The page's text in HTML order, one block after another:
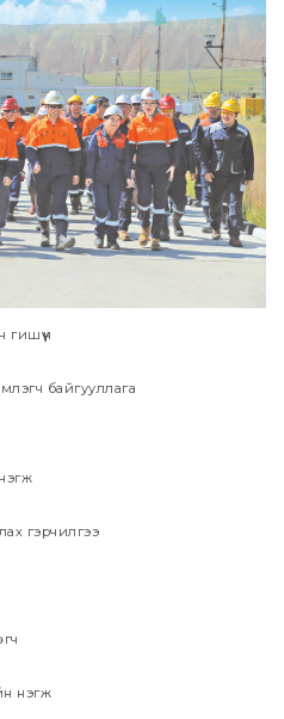
байгууллага
гэрчилгээ
нэгж